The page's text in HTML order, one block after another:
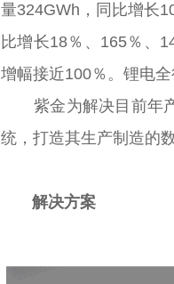
量324GWh，同比增长
比增长18％、165％、
增幅接近100％。锂电
紫金为解决目前年产
统，打造其生产制造的
解决方案